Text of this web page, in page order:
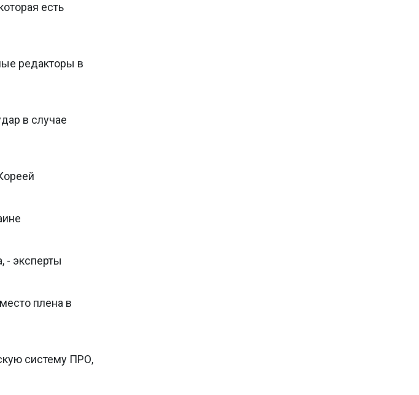
есть
редакторы в
в случае
- эксперты
плена в
систему ПРО,